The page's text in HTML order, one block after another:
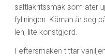
saltlakritssmak som äter
fyllningen. Kärnan är seg
len, lite konstgjord.
I eftersmaken tittar